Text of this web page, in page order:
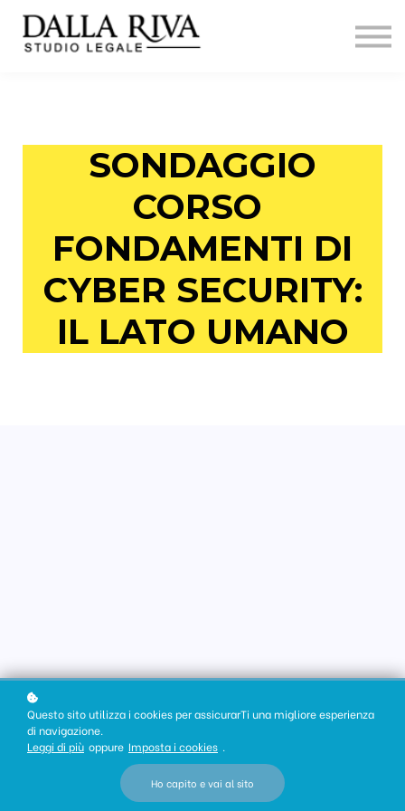
Formazione
firewallumano
SONDAGGIO
CORSO
FONDAMENTI DI
CYBER SECURITY:
IL LATO UMANO
Questo sito utilizza i cookies per assicurarTi una migliore esperienza
di navigazione.
Leggi di più oppure Imposta i cookies .
Ho capito e vai al sito